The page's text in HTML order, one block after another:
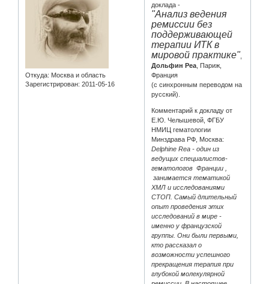
Откуда: Москва и область
Зарегистрирован: 2011-05-16
доклада -
"Анализ ведения
ремиссии без
поддерживающей
терапии ИТК в
мировой практике"
Дольфин Реа , Париж,
Франция
(с синхронным переводом на
русский).
Комментарий к докладу от
Е.Ю. Челышевой, ФГБУ
НМИЦ гематологии
Минздрава РФ, Москва:
Delphine Rea - один из
ведущих специалистов-
гематологов Франции ,
занимается тематикой
ХМЛ и исследованиями
СТОП. Самый длительный
опыт проведения этих
исследований в мире -
именно у французской
группы. Они были первыми,
кто рассказал о
возможности успешного
прекращения терапия при
глубокой молекулярной